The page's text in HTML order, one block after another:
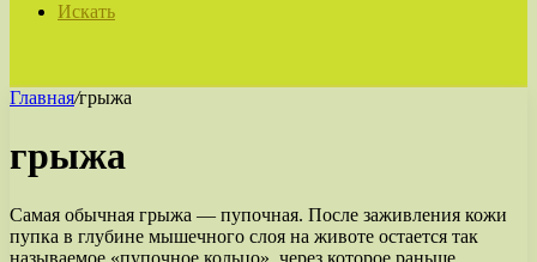
Искать
Главная/грыжа
грыжа
Самая обычная грыжа — пупочная. После заживления кожи
пупка в глубине мышечного слоя на животе остается так
называемое «пупочное кольцо», через которое раньше